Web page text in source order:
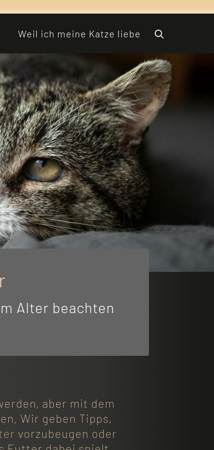
Weil ich meine Katze liebe
Alter beachten
aber mit dem
Wir geben Tipps,
vorzubeugen oder